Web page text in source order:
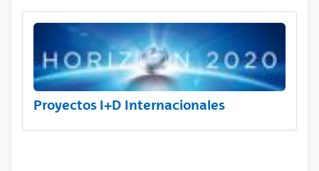
Proyectos I+D Internacionales